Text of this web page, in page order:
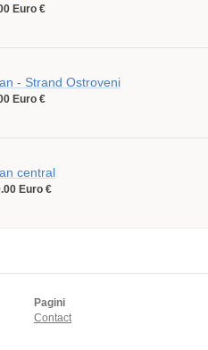
Euro €
- Strand Ostroveni
Euro €
central
Euro €
Pagini
Contact